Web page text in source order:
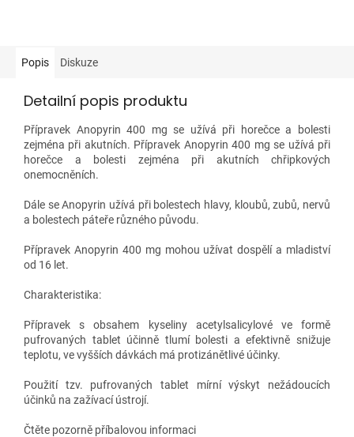
Popis Diskuze
Detailní popis produktu
Přípravek Anopyrin 400 mg se užívá při horečce a bolesti
zejména při akutních. Přípravek Anopyrin 400 mg se užívá při
horečce a bolesti zejména při akutních chřipkových
onemocněních.
Dále se Anopyrin užívá při bolestech hlavy, kloubů, zubů, nervů
a bolestech páteře různého původu.
Přípravek Anopyrin 400 mg mohou užívat dospělí a mladiství
od 16 let.
Charakteristika:
Přípravek s obsahem kyseliny acetylsalicylové ve formě
pufrovaných tablet účinně tlumí bolesti a efektivně snižuje
teplotu, ve vyšších dávkách má protizánětlivé účinky.
Použití tzv. pufrovaných tablet mírní výskyt nežádoucích
účinků na zažívací ústrojí.
Čtěte pozorně příbalovou informaci